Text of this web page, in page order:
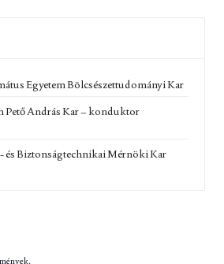
Egyetem Bölcsészettudományi Kar
Pető András Kar – konduktor
és Biztonságtechnikai Mérnöki Kar